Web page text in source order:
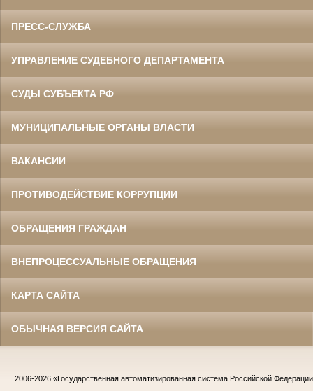
ПРЕСС-СЛУЖБА
УПРАВЛЕНИЕ СУДЕБНОГО ДЕПАРТАМЕНТА
СУДЫ СУБЪЕКТА РФ
МУНИЦИПАЛЬНЫЕ ОРГАНЫ ВЛАСТИ
ВАКАНСИИ
ПРОТИВОДЕЙСТВИЕ КОРРУПЦИИ
ОБРАЩЕНИЯ ГРАЖДАН
ВНЕПРОЦЕССУАЛЬНЫЕ ОБРАЩЕНИЯ
КАРТА САЙТА
ОБЫЧНАЯ ВЕРСИЯ САЙТА
2006-2026 «Государственная автоматизированная система Российской